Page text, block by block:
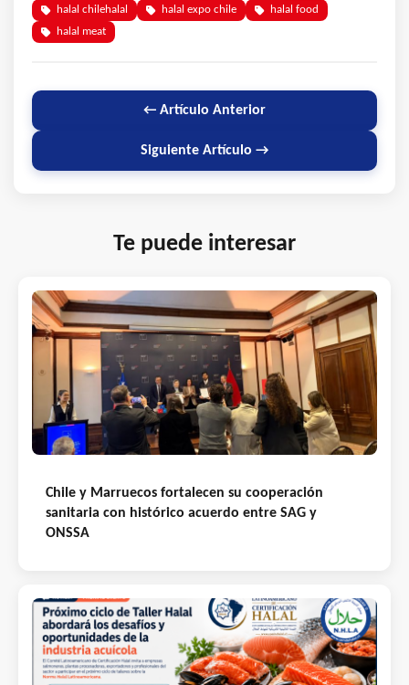
halal chilehalal
halal expo chile
halal food
halal meat
← Artículo Anterior
Siguiente Artículo →
Te puede interesar
Chile y Marruecos fortalecen su cooperación
sanitaria con histórico acuerdo entre SAG y
ONSSA